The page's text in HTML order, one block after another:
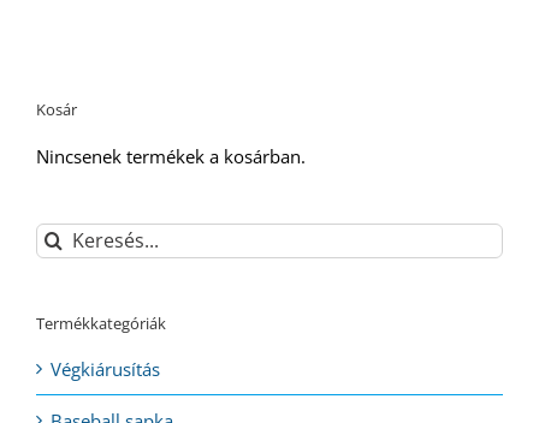
Kosár
Nincsenek termékek a kosárban.
Keresés...
Termékkategóriák
Végkiárusítás